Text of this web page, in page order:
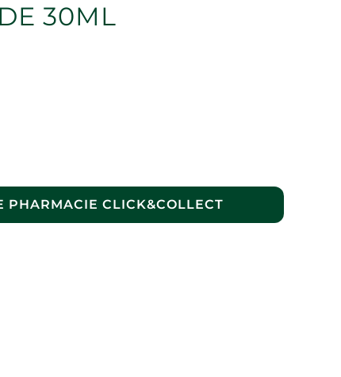
30ML
PHARMACIE CLICK&COLLECT